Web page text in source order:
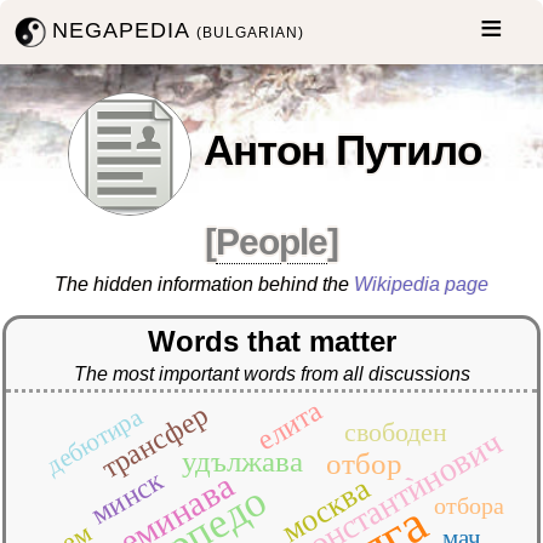
NEGAPEDIA(BULGARIAN)
Антон Путило
[People]
The hidden information behind the Wikipedia page
Words that matter
The most important words from all discussions
константѝнович
москва
отбор
удължава
елита
минск
трансфер свободен
дебютира
отбора